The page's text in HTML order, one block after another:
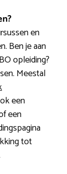
en
Ben je aan
opleiding?
Meestal
een
een
tot